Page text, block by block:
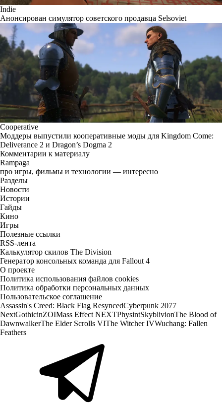
Indie
Анонсирован симулятор советского продавца Selsoviet
Cooperative
Моддеры выпустили кооперативные моды для Kingdom Come:
Deliverance 2 и Dragon’s Dogma 2
Комментарии к материалу
Rampaga
про игры, фильмы и технологии — интересно
Разделы
Новости
Истории
Гайды
Кино
Игры
Полезные ссылки
RSS-лента
Калькулятор скилов The Division
Генератор консольных команда для Fallout 4
О проекте
Политика использования файлов cookies
Политика обработки персональных данных
Пользовательское соглашение
Assassin's Creed: Black Flag ResyncedCyberpunk 2077
NextGothicinZOIMass Effect NEXTPhysintSkyblivionThe Blood of
DawnwalkerThe Elder Scrolls VIThe Witcher IVWuchang: Fallen
Feathers